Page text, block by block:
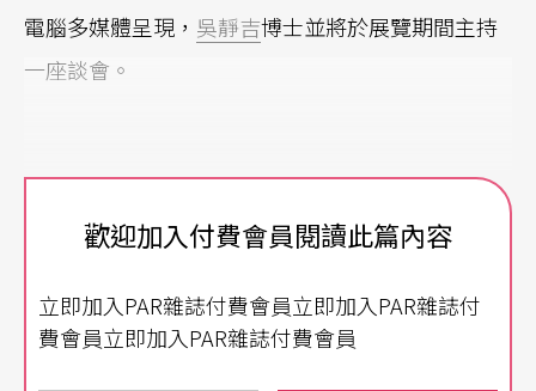
電腦多媒體呈現， 吳靜吉博士並將於展覽期間主持
一座談會。
歡迎加入付費會員閱讀此篇內容
立即加入PAR雜誌付費會員立即加入PAR雜誌付
費會員立即加入PAR雜誌付費會員